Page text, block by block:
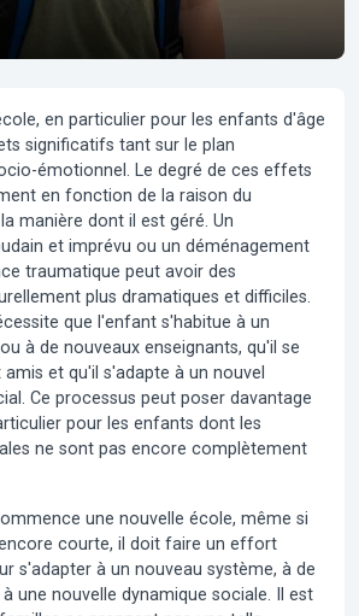
en particulier pour les enfants d'âge
significatifs tant sur le plan
émotionnel. Le degré de ces effets
en fonction de la raison du
manière dont il est géré. Un
et imprévu ou un déménagement
traumatique peut avoir des
plus dramatiques et difficiles.
que l'enfant s'habitue à un
à de nouveaux enseignants, qu'il se
et qu'il s'adapte à un nouvel
Ce processus peut poser davantage
pour les enfants dont les
ne sont pas encore complètement
une nouvelle école, même si
courte, il doit faire un effort
s'adapter à un nouveau système, à de
une nouvelle dynamique sociale. Il est